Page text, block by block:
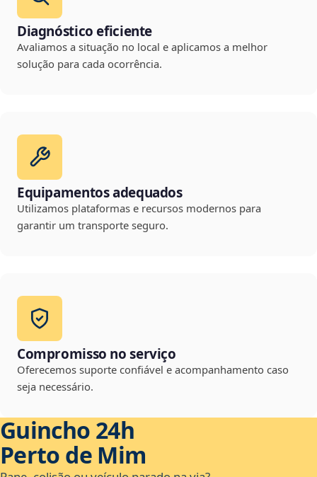
Diagnóstico eficiente
Avaliamos a situação no local e aplicamos a melhor
solução para cada ocorrência.
Equipamentos adequados
Utilizamos plataformas e recursos modernos para
garantir um transporte seguro.
Compromisso no serviço
Oferecemos suporte confiável e acompanhamento caso
seja necessário.
Guincho 24h
Perto de Mim